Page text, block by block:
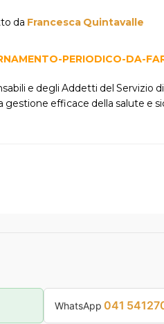
da Francesca Quintavalle
e degli Addetti del
efficace della salute e
WhatsApp 041